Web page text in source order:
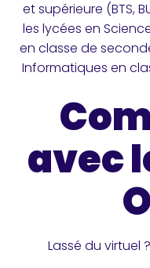
et supérieure (BTS,
les lycées en
en classe de
Informatiques en
avec
Lassé du virtuel